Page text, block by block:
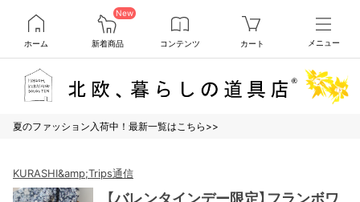
ホーム
New
新着商品 コンテンツ カート メニュー
夏のファッション入荷中！最新一覧はこちら>>
KURASHI&amp;Trips通信
【バレンタインデー限定】フランボワ